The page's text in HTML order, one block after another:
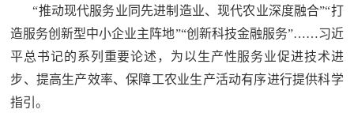
国
防
动
员
人
民
“推动现代服务业同先进制造业、现代农业深度融合”“打
造服务创新型中小企业主阵地”“创新科技金融服务”……习近
平总书记的系列重要论述，为以生产性服务业促进技术进
步、提高生产效率、保障工农业生产活动有序进行提供科学
指引。